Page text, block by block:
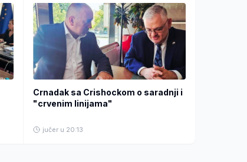
Crnadak sa Crishockom o saradnji i
"crvenim linijama"
jučer u 20:13